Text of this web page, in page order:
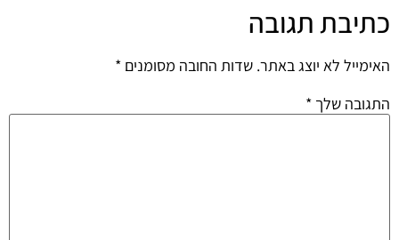
כתיבת תגובה
האימייל לא יוצג באתר. שדות החובה מסומנים *
התגובה שלך *